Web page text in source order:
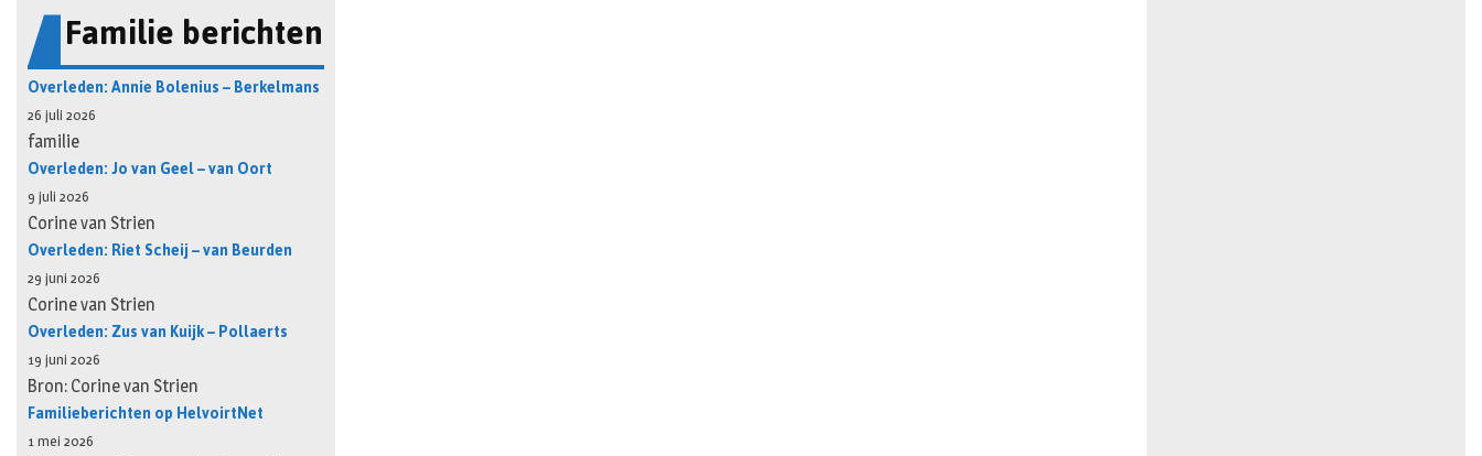
Familie berichten
Overleden: Annie Bolenius – Berkelmans
26 juli 2026
familie
Overleden: Jo van Geel – van Oort
9 juli 2026
Corine van Strien
Overleden: Riet Scheij – van Beurden
29 juni 2026
Corine van Strien
Overleden: Zus van Kuijk – Pollaerts
19 juni 2026
Bron: Corine van Strien
Familieberichten op HelvoirtNet
1 mei 2026